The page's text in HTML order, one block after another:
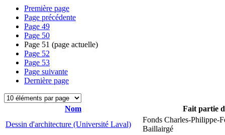
Première page
Page précédente
Page 49
Page 50
Page 51 (page actuelle)
Page 52
Page 53
Page suivante
Dernière page
Nom
Fait partie
Dessin d'architecture (Université Laval)
Fonds Charles-Philippe-
Baillairgé